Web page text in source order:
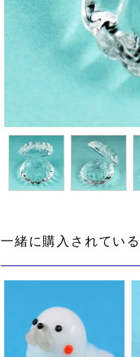
一緒に購入されてい